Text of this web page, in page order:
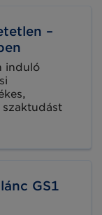
–
induló
széles körű
január 14-
GS1